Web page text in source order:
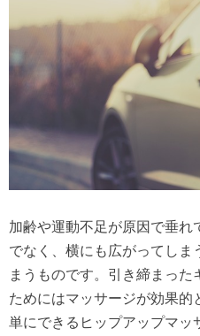
加齢や運動不足が原因で垂れ
でなく、横にも広がってしま
まうものです。引き締まっ
ためにはマッサージが効果的
単にできるヒップアップマッ